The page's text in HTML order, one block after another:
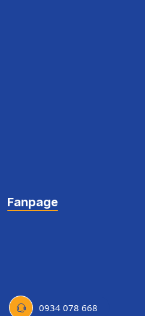
Fanpage
0934 078 668